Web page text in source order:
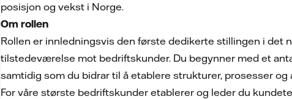
posisjon og vekst i Norge.
Om rollen
Rollen er innledningsvis den første dedikerte stillingen i det
tilstedeværelse mot bedriftskunder. Du begynner med et
samtidig som du bidrar til å etablere strukturer, prosesser
For våre største bedriftskunder etablerer og leder du